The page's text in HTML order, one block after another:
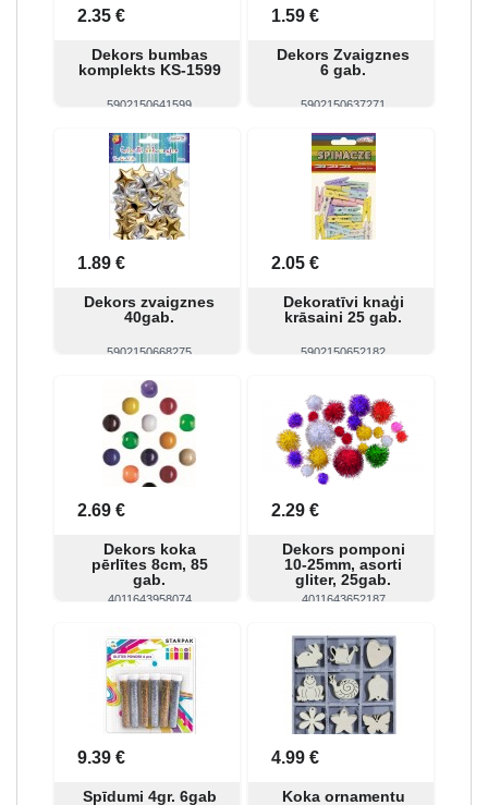
2.35 €
Dekors bumbas
komplekts KS-1599
5902150641599
Skatīt Pirkt
1.59 €
Dekors Zvaigznes
6 gab.
5902150637271
Skatīt Pirkt
1.89 €
Dekors zvaigznes
40gab.
5902150668275
2.05 €
Dekoratīvi knaģi
krāsaini 25 gab.
5902150652182
2.69 €
Dekors koka
pērlītes 8cm, 85
gab.
4011643958074
2.29 €
Dekors pomponi
10-25mm, asorti
gliter, 25gab.
4011643652187
Skatīt Pirkt
9.39 €
Spīdumi 4gr. 6gab
4.99 €
Koka ornamentu